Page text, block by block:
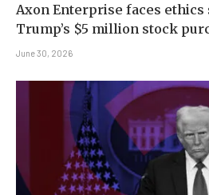
Axon Enterprise faces
Trump’s $5 million stock
June 30, 2026